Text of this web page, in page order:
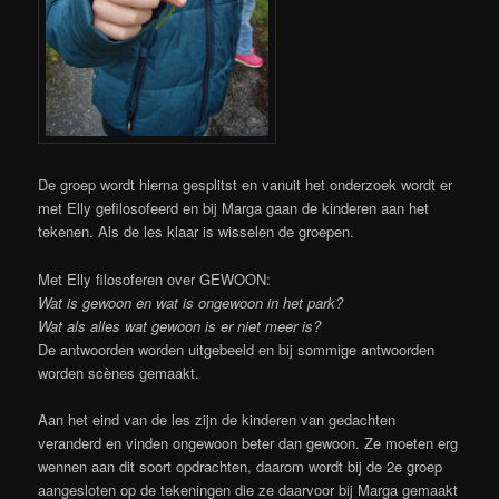
De groep wordt hierna gesplitst en vanuit het onderzoek wordt er
met Elly gefilosofeerd en bij Marga gaan de kinderen aan het
tekenen. Als de les klaar is wisselen de groepen.
Met Elly filosoferen over GEWOON:
Wat is gewoon en wat is ongewoon in het park?
Wat als alles wat gewoon is er niet meer is?
De antwoorden worden uitgebeeld en bij sommige antwoorden
worden scènes gemaakt.
Aan het eind van de les zijn de kinderen van gedachten
veranderd en vinden ongewoon beter dan gewoon. Ze moeten erg
wennen aan dit soort opdrachten, daarom wordt bij de 2e groep
aangesloten op de tekeningen die ze daarvoor bij Marga gemaakt